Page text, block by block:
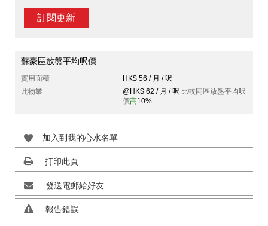
訂閱更新
蘇豪區放盤平均呎價
實用面積
HK$ 56 / 月 / 呎
此物業
@HK$ 62 / 月 / 呎 比較同區放盤平均呎
價高10%
加入到我的心水名單
打印此頁
發送電郵給好友
報告錯誤